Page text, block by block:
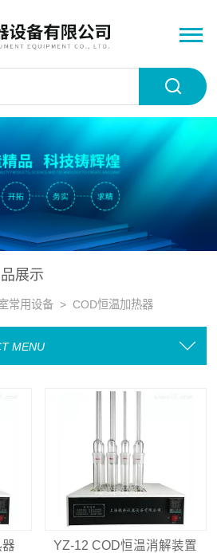
展示
常用设备 >COD恒温加热器
MENU
YZ-12 COD恒温消解装置